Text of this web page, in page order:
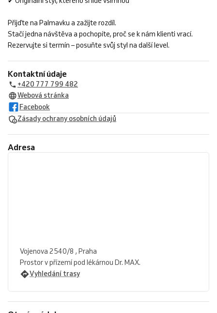
Přijďte na Palmavku a zažijte rozdíl.
Stačí jedna návštěva a pochopíte, proč se k nám klienti vrací.
Rezervujte si termín – posuňte svůj styl na další level.
Kontaktní údaje
+420 777 799 482
Webová stránka
Facebook
Zásady ochrany osobních údajů
Adresa
Vojenova 2540/8 , Praha
Prostor v přízemí pod lékárnou Dr. MAX.
Vyhledání trasy